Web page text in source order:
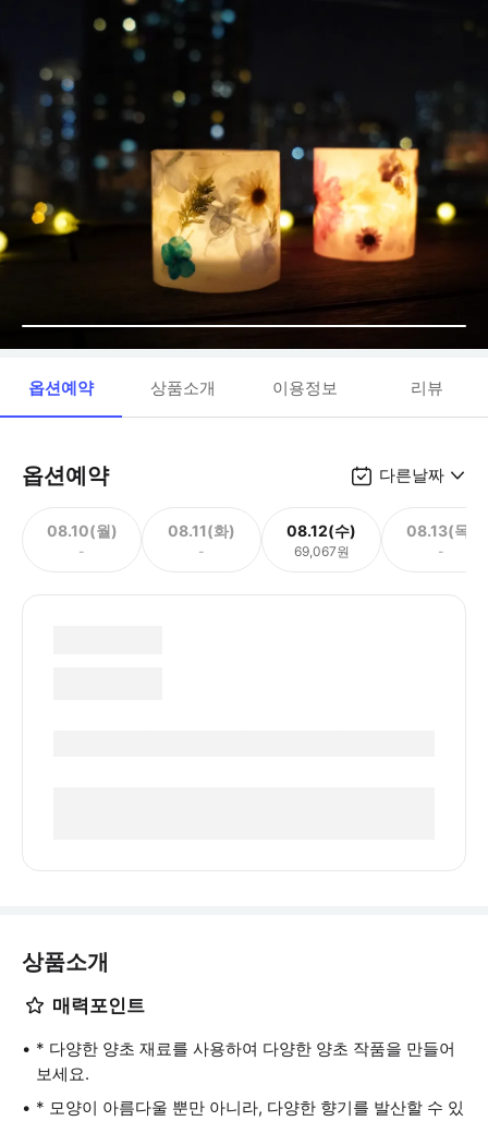
옵션예약 상품소개 이용정보 리뷰
옵션예약 다른날짜
08.10(월)
-
08.11(화)
-
08.12(수)
69,067원
08.13(목)
-
상품소개
매력포인트
* 다양한 양초 재료를 사용하여 다양한 양초 작품을 만들어
보세요.
* 모양이 아름다울 뿐만 아니라, 다양한 향기를 발산할 수 있